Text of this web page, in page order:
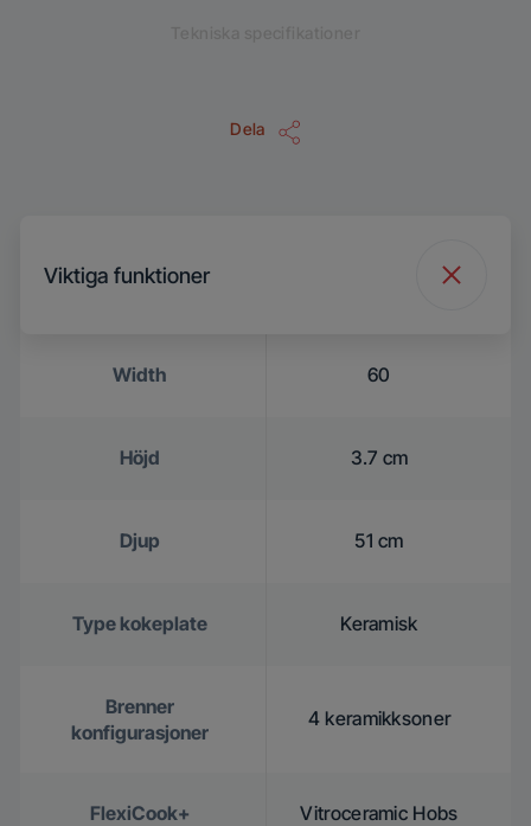
Dela
Viktiga funktioner
Width 60
Höjd 3.7 cm
Djup 51 cm
Type kokeplate Keramisk
Brenner
konfigurasjoner
4 keramikksoner
FlexiCook+ Vitroceramic Hobs